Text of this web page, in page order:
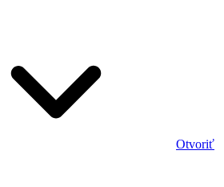
Otvoriť